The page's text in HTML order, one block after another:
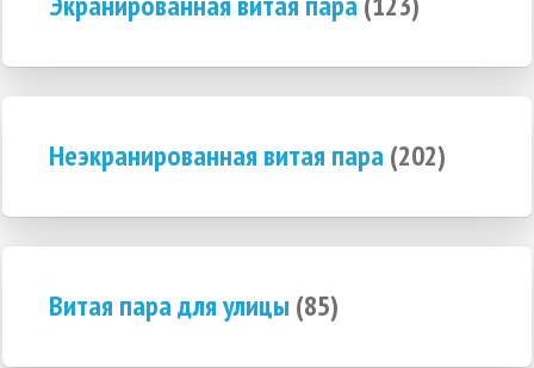
Неэкранированная витая пара(202)
Витая пара для улицы (85)